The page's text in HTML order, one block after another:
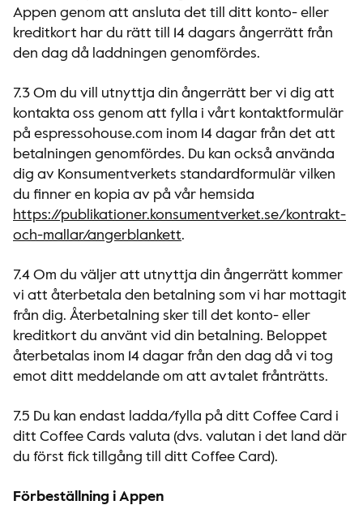
Appen genom att ansluta det till ditt konto- eller
kreditkort har du rätt till 14 dagars ångerrätt från
den dag då laddningen genomfördes.
7.3 Om du vill utnyttja din ångerrätt ber vi dig att
kontakta oss genom att fylla i vårt kontaktformulär
på espressohouse.com inom 14 dagar från det att
betalningen genomfördes. Du kan också använda
dig av Konsumentverkets standardformulär vilken
du finner en kopia av på vår hemsida
https://publikationer.konsumentverket.se/kontrakt-
och-mallar/angerblankett.
7.4 Om du väljer att utnyttja din ångerrätt kommer
vi att återbetala den betalning som vi har mottagit
från dig. Återbetalning sker till det konto- eller
kreditkort du använt vid din betalning. Beloppet
återbetalas inom 14 dagar från den dag då vi tog
emot ditt meddelande om att avtalet frånträtts.
7.5 Du kan endast ladda/fylla på ditt Coffee Card i
ditt Coffee Cards valuta (dvs. valutan i det land där
du först fick tillgång till ditt Coffee Card).
Förbeställning i Appen